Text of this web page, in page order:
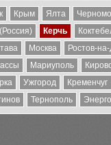
Крым Ялта
Керчь
Москва
Ростов-
Мариуполь
Ужгород
Кременчуг
Тернополь